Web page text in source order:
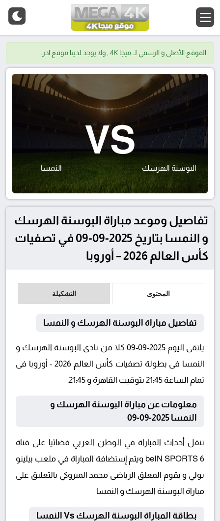
الموقع الأصلي و الرسمي لــ ميجا 4K , ولا يوجد لدينا موقع اخر.
البوسنة الهرسك
VS
النمسا
تفاصيل وموعد مباراة البوسنة الهرسك
و النمسا بتاريخ 2025-09-09 في تصفيات
كأس العالم 2026 – أوروبا
المحتوى التشكيلة
تفاصيل مباراة البوسنة الهرسك و النمسا
يلتقى اليوم 2025-09-09 كلا من نادى البوسنة الهرسك و
النمسا فى بطولة تصفيات كأس العالم 2026 - أوروبا فى
تمام الساعة 21:45 بتوقيت القاهرة و 21:45.
معلومات عن مباراة البوسنة الهرسك و
النمسا 2025-09-09
تنقل أحداث المباراة في الوطن العربي فضائيا على قناة
beIN SPORTS 6 ويتم إستضافة المباراة في ملعب بيلينو
بولي و يقوم المعلق الرياضى محمد المبروكي بالتعليق على
مباراة البوسنة الهرسك و النمسا
بطاقة المباراة البوسنة الهرسك Vs النمسا